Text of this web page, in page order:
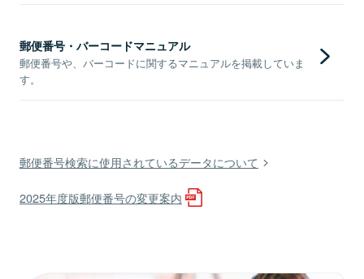
郵便番号・バーコードマニュアル
郵便番号や、バーコードに関するマニュアルを掲載していま
す。
郵便番号検索に使用されているデータについて
2025年度版郵便番号の変更案内